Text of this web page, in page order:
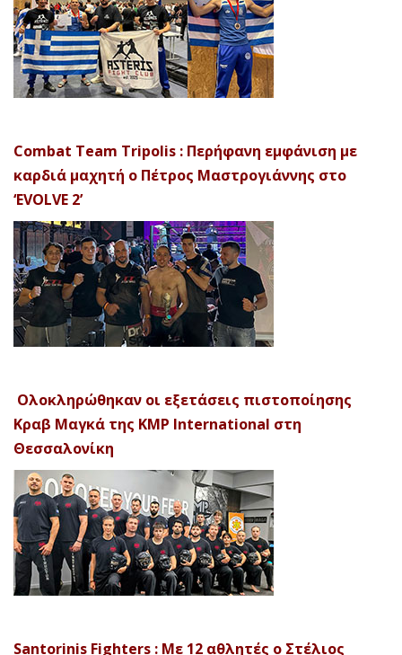
Combat Team Tripolis : Περήφανη εμφάνιση με
καρδιά μαχητή ο Πέτρος Μαστρογιάννης στο
‘EVOLVE 2’
Ολοκληρώθηκαν οι εξετάσεις πιστοποίησης
Κραβ Μαγκά της KMP International στη
Θεσσαλονίκη
Santorinis Fighters : Με 12 αθλητές ο Στέλιος